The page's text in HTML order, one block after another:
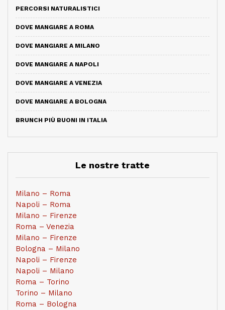
PERCORSI NATURALISTICI
DOVE MANGIARE A ROMA
DOVE MANGIARE A MILANO
DOVE MANGIARE A NAPOLI
DOVE MANGIARE A VENEZIA
DOVE MANGIARE A BOLOGNA
BRUNCH PIÙ BUONI IN ITALIA
Le nostre tratte
Milano – Roma
Napoli – Roma
Milano – Firenze
Roma – Venezia
Milano – Firenze
Bologna – Milano
Napoli – Firenze
Napoli – Milano
Roma – Torino
Torino – Milano
Roma – Bologna